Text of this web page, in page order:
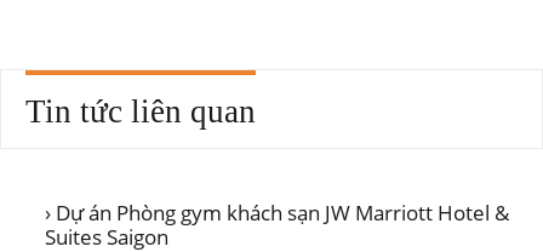
Tin tức liên quan
› Dự án Phòng gym khách sạn JW Marriott Hotel &
Suites Saigon